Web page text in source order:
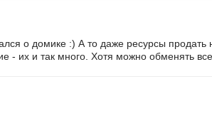
о домике :) А то даже ресурсы
- их и так много. Хотя можно обменять